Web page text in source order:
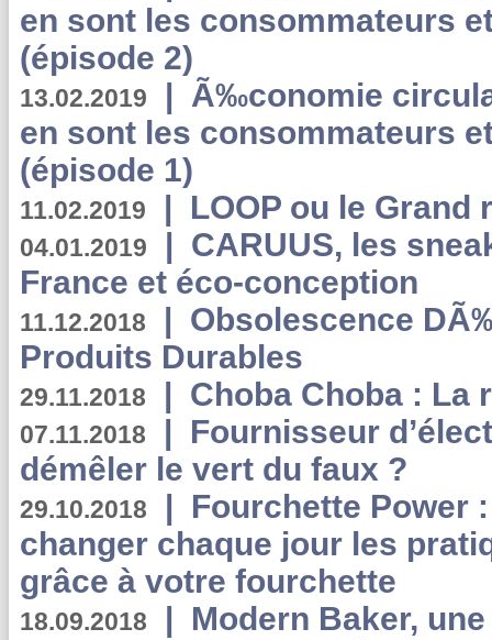
en sont les consommateurs
(épisode 2)
13.02.2019 | Ã‰conomie
en sont les consommateurs
(épisode 1)
11.02.2019 | LOOP ou le Grand
04.01.2019 | CARUUS, les
France et éco-conception
11.12.2018 | Obsolescence
Produits Durables
29.11.2018 | Choba Choba : La
07.11.2018 | Fournisseur
démêler le vert du faux ?
29.10.2018 | Fourchette Power
changer chaque jour les
grâce à votre fourchette
18.09.2018 | Modern Baker,